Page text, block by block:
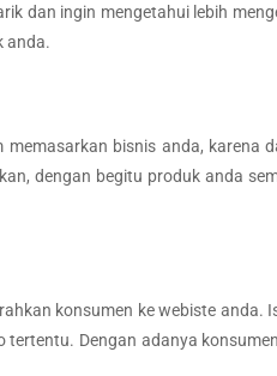
dan ingin mengetahui lebih
anda.
bisnis anda, karena
dengan begitu produk anda
konsumen ke webiste anda.
Dengan adanya